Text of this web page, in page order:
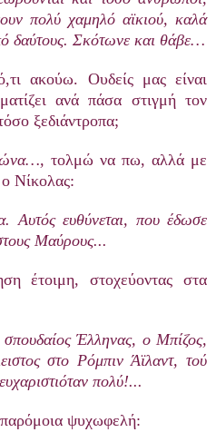
πολύ χαμηλό αϊκιού, καλά
δαύτους. Σκότωνε και θάβε…
ακούω. Ουδείς μας είναι
ανά πάσα στιγμή τον
ξεδιάντροπα;
…, τολμώ να πω, αλλά με
Νίκολας:
. Αυτός ευθύνεται, που έδωσε
Μαύρους...
έτοιμη, στοχεύοντας στα
σπουδαίος Έλληνας, ο Μπίζος,
στο Ρόμπιν Άϊλαντ, τού
ευχαριστιόταν πολύ!...
ψυχωφελή: